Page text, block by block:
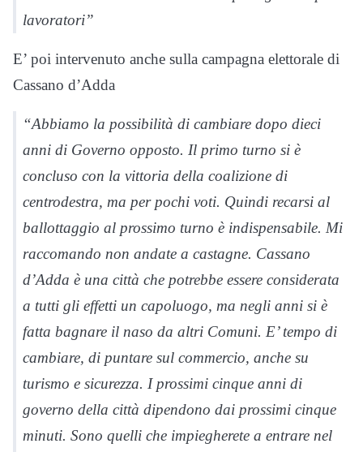
lavoratori”
E’ poi intervenuto anche sulla campagna elettorale di
Cassano d’Adda
“Abbiamo la possibilità di cambiare dopo dieci
anni di Governo opposto. Il primo turno si è
concluso con la vittoria della coalizione di
centrodestra, ma per pochi voti. Quindi recarsi al
ballottaggio al prossimo turno è indispensabile. Mi
raccomando non andate a castagne. Cassano
d’Adda è una città che potrebbe essere considerata
a tutti gli effetti un capoluogo, ma negli anni si è
fatta bagnare il naso da altri Comuni. E’ tempo di
cambiare, di puntare sul commercio, anche su
turismo e sicurezza. I prossimi cinque anni di
governo della città dipendono dai prossimi cinque
minuti. Sono quelli che impiegherete a entrare nel